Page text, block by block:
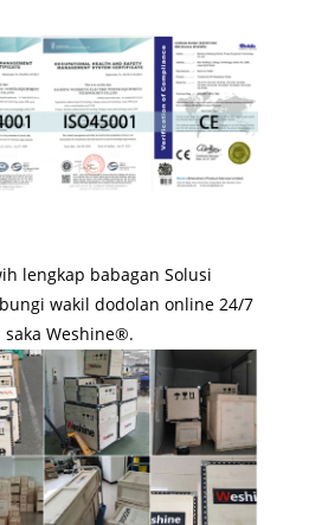
lengkap babagan Solusi
wakil dodolan online 24/7
Weshine®.